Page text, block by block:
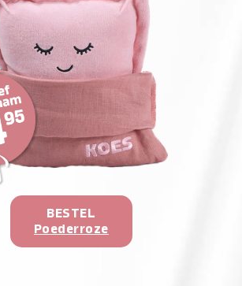
BESTEL
Poederroze